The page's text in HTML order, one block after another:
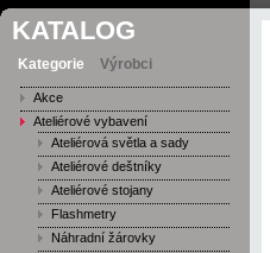
KATALOG
Kategorie Výrobci
Akce
Ateliérové vybavení
Ateliérová světla a sady
Ateliérové deštníky
Ateliérové stojany
Flashmetry
Náhradní žárovky